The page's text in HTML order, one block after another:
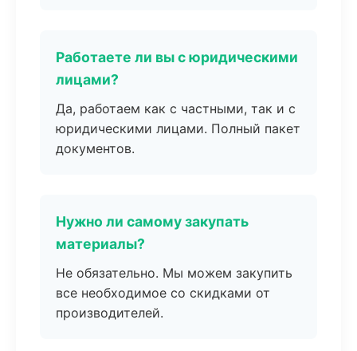
Работаете ли вы с юридическими
лицами?
Да, работаем как с частными, так и с
юридическими лицами. Полный пакет
документов.
Нужно ли самому закупать
материалы?
Не обязательно. Мы можем закупить
все необходимое со скидками от
производителей.